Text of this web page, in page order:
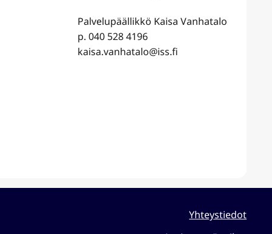
Palvelupäällikkö Kaisa Vanhatalo
p. 040 528 4196
kaisa.vanhatalo@iss.fi
Yhteystiedot